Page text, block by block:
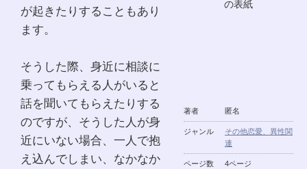
著者 匿名
ジャンル
その他恋愛、異性関
連
ページ数 4ページ
が起きたりすることもあり
ます。
そうした際、身近に相談に
乗ってもらえる人がいると
話を聞いてもらえたりする
のですが、そうした人が身
近にいない場合、一人で抱
え込んでしまい、なかなか